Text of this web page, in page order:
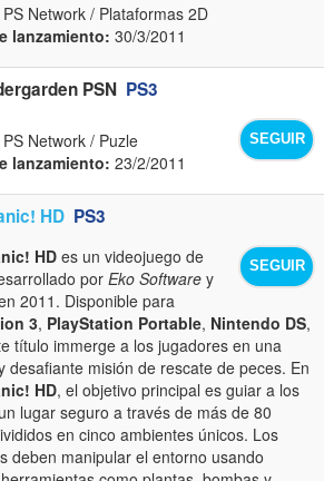
PS Network / Plataformas 2D
lanzamiento: 30/3/2011
PSN PS3
SEGUIR
PS Network / Puzle
lanzamiento: 23/2/2011
HD PS3
SEGUIR
HD es un videojuego de
porEko Software y
2011. Disponible para
3, PlayStation Portable, Nintendo DS,
título immerge a los jugadores en una
desafiante misión de rescate de peces. En
HD, el objetivo principal es guiar a los
lugar seguro a través de más de 80
en cinco ambientes únicos. Los
deben manipular el entorno usando